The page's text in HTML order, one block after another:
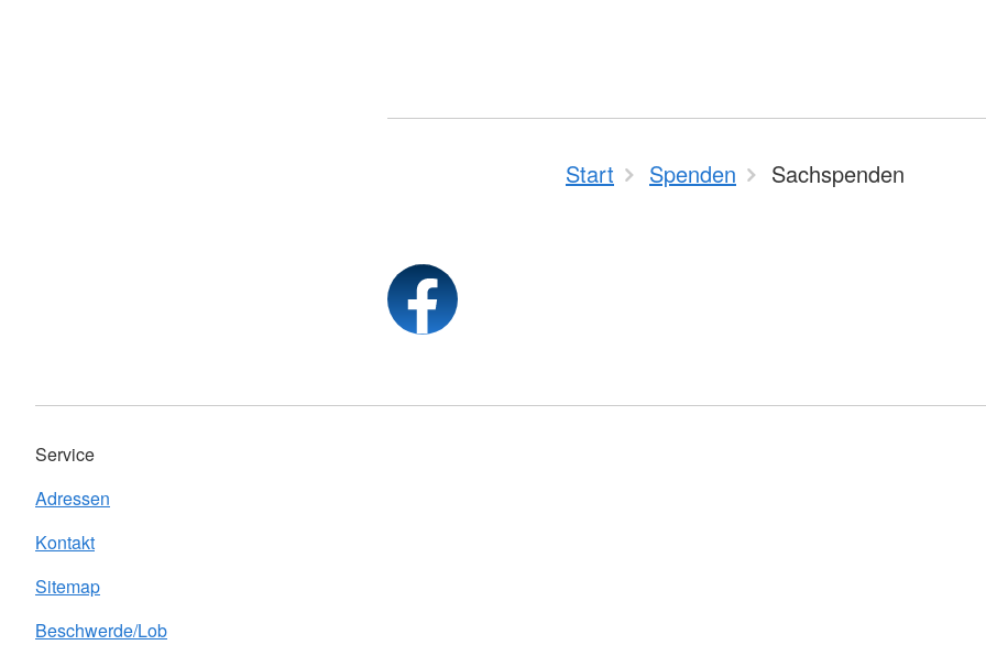
Start Spenden Sachspenden
Service
Adressen
Kontakt
Sitemap
Beschwerde/Lob